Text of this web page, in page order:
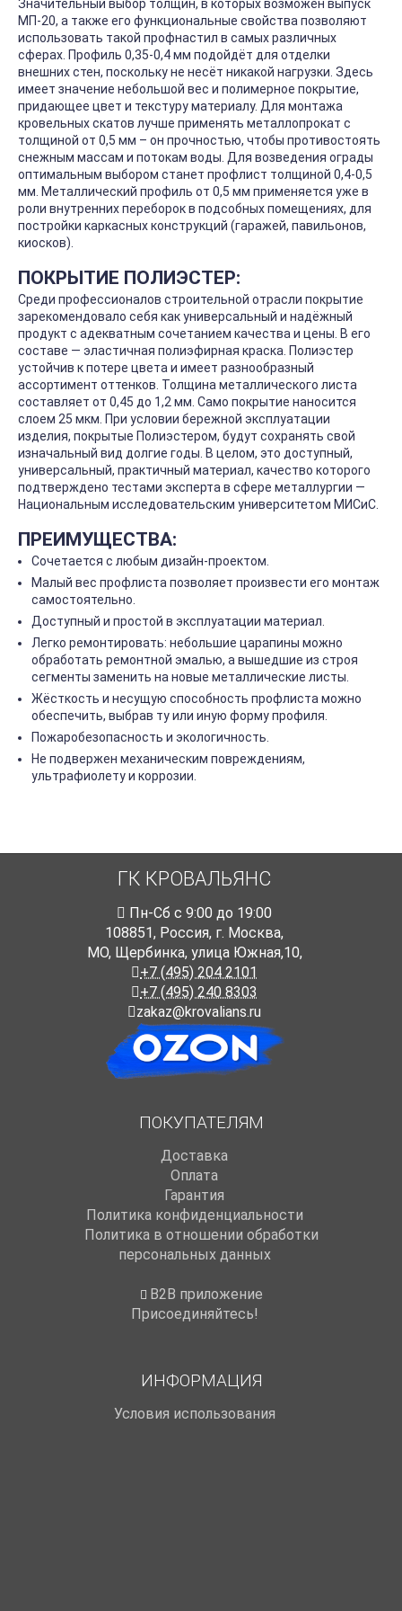
Значительный выбор толщин, в которых возможен выпуск
МП-20, а также его функциональные свойства позволяют
использовать такой профнастил в самых различных
сферах. Профиль 0,35-0,4 мм подойдёт для отделки
внешних стен, поскольку не несёт никакой нагрузки. Здесь
имеет значение небольшой вес и полимерное покрытие,
придающее цвет и текстуру материалу. Для монтажа
кровельных скатов лучше применять металлопрокат с
толщиной от 0,5 мм – он прочностью, чтобы противостоять
снежным массам и потокам воды. Для возведения ограды
оптимальным выбором станет профлист толщиной 0,4-0,5
мм. Металлический профиль от 0,5 мм применяется уже в
роли внутренних переборок в подсобных помещениях, для
постройки каркасных конструкций (гаражей, павильонов,
киосков).
ПОКРЫТИЕ ПОЛИЭСТЕР:
Среди профессионалов строительной отрасли покрытие
зарекомендовало себя как универсальный и надёжный
продукт с адекватным сочетанием качества и цены. В его
составе — эластичная полиэфирная краска. Полиэстер
устойчив к потере цвета и имеет разнообразный
ассортимент оттенков. Толщина металлического листа
составляет от 0,45 до 1,2 мм. Само покрытие наносится
слоем 25 мкм. При условии бережной эксплуатации
изделия, покрытые Полиэстером, будут сохранять свой
изначальный вид долгие годы. В целом, это доступный,
универсальный, практичный материал, качество которого
подтверждено тестами эксперта в сфере металлургии —
Национальным исследовательским университетом МИСиС.
ПРЕИМУЩЕСТВА:
Сочетается с любым дизайн-проектом.
Малый вес профлиста позволяет произвести его монтаж
самостоятельно.
Доступный и простой в эксплуатации материал.
Легко ремонтировать: небольшие царапины можно
обработать ремонтной эмалью, а вышедшие из строя
сегменты заменить на новые металлические листы.
Жёсткость и несущую способность профлиста можно
обеспечить, выбрав ту или иную форму профиля.
Пожаробезопасность и экологичность.
Не подвержен механическим повреждениям,
ультрафиолету и коррозии.
ГК КРОВАЛЬЯНС
Пн-Cб с 9:00 до 19:00
108851, Россия, г. Москва,
МО, Щербинка, улица Южная,10,
+7 (495) 204 2101
+7 (495) 240 8303
zakaz@krovalians.ru
ПОКУПАТЕЛЯМ
Доставка
Оплата
Гарантия
Политика конфиденциальности
Политика в отношении обработки
персональных данных
B2B приложение
Присоединяйтесь!
ИНФОРМАЦИЯ
Условия использования